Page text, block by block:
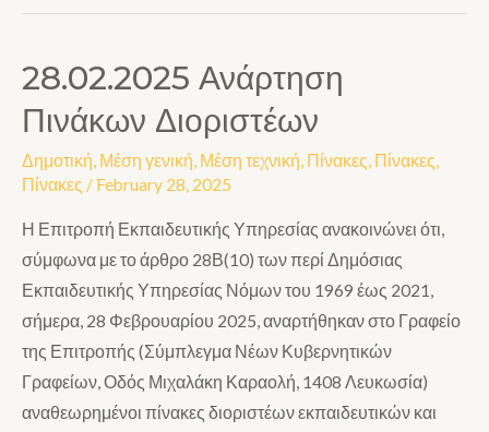
28.02.2025 Ανάρτηση
Πινάκων Διοριστέων
Δημοτική, Μέση γενική, Μέση τεχνική, Πίνακες, Πίνακες,
Πίνακες / February 28, 2025
Η Επιτροπή Εκπαιδευτικής Υπηρεσίας ανακοινώνει ότι,
σύμφωνα με το άρθρο 28Β(10) των περί Δημόσιας
Εκπαιδευτικής Υπηρεσίας Νόμων του 1969 έως 2021,
σήμερα, 28 Φεβρουαρίου 2025, αναρτήθηκαν στο Γραφείο
της Επιτροπής (Σύμπλεγμα Νέων Κυβερνητικών
Γραφείων, Οδός Μιχαλάκη Καραολή, 1408 Λευκωσία)
αναθεωρημένοι πίνακες διοριστέων εκπαιδευτικών και